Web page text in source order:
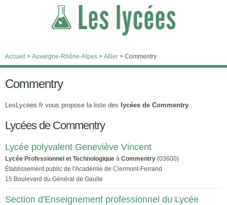
Accueil > Auvergne-Rhône-Alpes > Allier > Commentry
Commentry
LesLycees.fr vous propose la liste des lycées de Commentry.
Lycées de Commentry
Lycée polyvalent Geneviève Vincent
Lycée Professionnel et Technologique à Commentry (03600)
Établissement public de l'Académie de Clermont-Ferrand
15 Boulevard du Général de Gaulle
Section d'Enseignement professionnel du Lycée